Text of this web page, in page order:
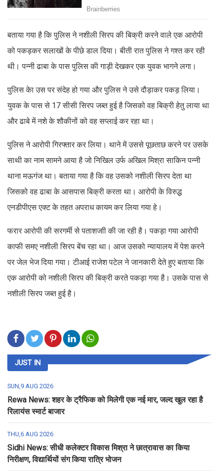
बताया गया है कि पुलिस ने नशीली सिरप की बिक्री करने वाले एक आरोपी
को पकड़कर सलाखों के पीछे डाल दिया। बीती रात पुलिस ने गश्त कर रही
थी। पन्नी ढाबा के पास पुलिस की गाड़ी देखकर एक युवक भागने लगा।
पुलिस केा उस पर संदेह हो गया और पुलिस ने उसे दौड़ाकर पकड़ लिया।
युवक के पास से 17 सीसी सिरप जब्त हुई है जिसको वह बिक्री हेतु लाया था
और ढाबे में नशे के शौकीनों को वह सप्लाई कर रहा था।
पुलिस ने आरोपी गिरफ्तार कर लिया। थाने में उससे पूछताछ करने पर उसके
साथी का नाम सामने आया है जो निखिल उर्फ अखिल मिश्रा साकिन पन्नी
थाना मऊगंज था। बताया गया है कि वह उसको नशीली सिरप देता था
जिसको वह ढाबा के आसपास बिक्री करता था। आरोपी के विरुद्ध
एनडीपीएस एक्ट के तहत अपराध कायम कर लिया गया हे।
फरार आरोपी की सरगर्मी से पताशजाी की जा रही है। पकड़ा गया आरोपी
काफी समए नशीली सिरप बेंच रहा था। आज उसको न्यायालय में पेश करने
पर जेल भेज दिया गया। टीआई राजेश पटेल ने जानकारी देते हुए बताया कि
एक आरोपी को नशीली सिरप की बिक्री करते पकड़ा गया है। उसके पास से
नशीली सिरप जब्त हुई है।
JUST IN
SUN,9 AUG 2026
Rewa News: शहर के ट्रैफिक को मिलेगी एक नई मार, जल्द खुल रहा है
रिलायंस स्मार्ट बाजार
THU,6 AUG 2026
Sidhi News: सीधी कलेक्टर विकास मिश्रा ने छात्रावास का किया
निरीक्षण, विद्यार्थियों संग किया रात्रि भोजन